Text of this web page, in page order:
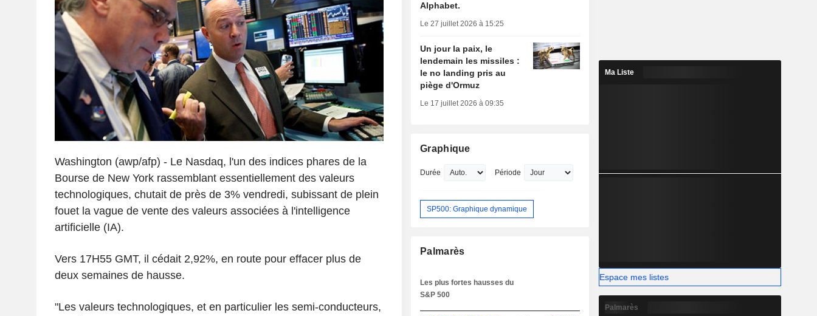
Washington (awp/afp) - Le Nasdaq, l'un des indices phares de la
Bourse de New York rassemblant essentiellement des valeurs
technologiques, chutait de près de 3% vendredi, subissant de plein
fouet la vague de vente des valeurs associées à l'intelligence
artificielle (IA).
Vers 17H55 GMT, il cédait 2,92%, en route pour effacer plus de
deux semaines de hausse.
"Les valeurs technologiques, et en particulier les semi-conducteurs,
Alphabet.
Le 27 juillet 2026 à 15:25
Un jour la paix, le
lendemain les missiles :
le no landing pris au
piège d'Ormuz
Le 17 juillet 2026 à 09:35
Graphique
Durée Période
SP500: Graphique dynamique
Palmarès
Les plus fortes hausses du
S&P 500
Ma Liste
Espace mes listes
Palmarès